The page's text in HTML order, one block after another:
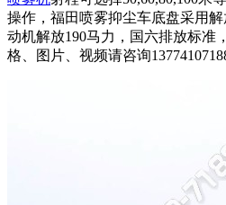
操作，福田喷雾抑尘车底盘采用
动机解放190马力，国六排放标准
格、图片、视频请咨询